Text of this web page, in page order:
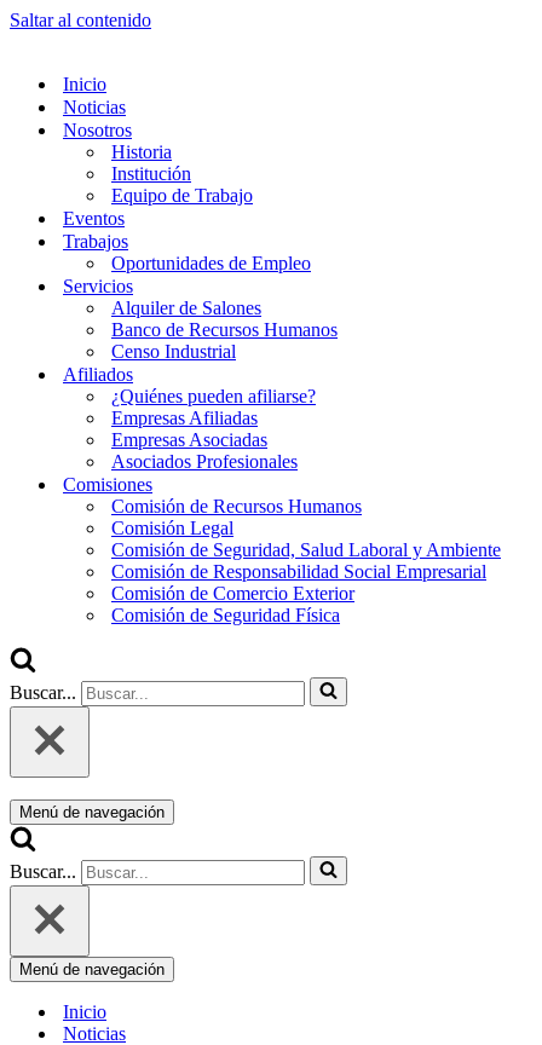
Saltar al contenido
Inicio
Noticias
Nosotros
Historia
Institución
Equipo de Trabajo
Eventos
Trabajos
Oportunidades de Empleo
Servicios
Alquiler de Salones
Banco de Recursos Humanos
Censo Industrial
Afiliados
¿Quiénes pueden afiliarse?
Empresas Afiliadas
Empresas Asociadas
Asociados Profesionales
Comisiones
Comisión de Recursos Humanos
Comisión Legal
Comisión de Seguridad, Salud Laboral y Ambiente
Comisión de Responsabilidad Social Empresarial
Comisión de Comercio Exterior
Comisión de Seguridad Física
Buscar...
Menú de navegación
Buscar...
Menú de navegación
Inicio
Noticias